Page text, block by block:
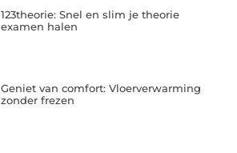
123theorie: Snel en slim je theorie
examen halen
Geniet van comfort: Vloerverwarming
zonder frezen